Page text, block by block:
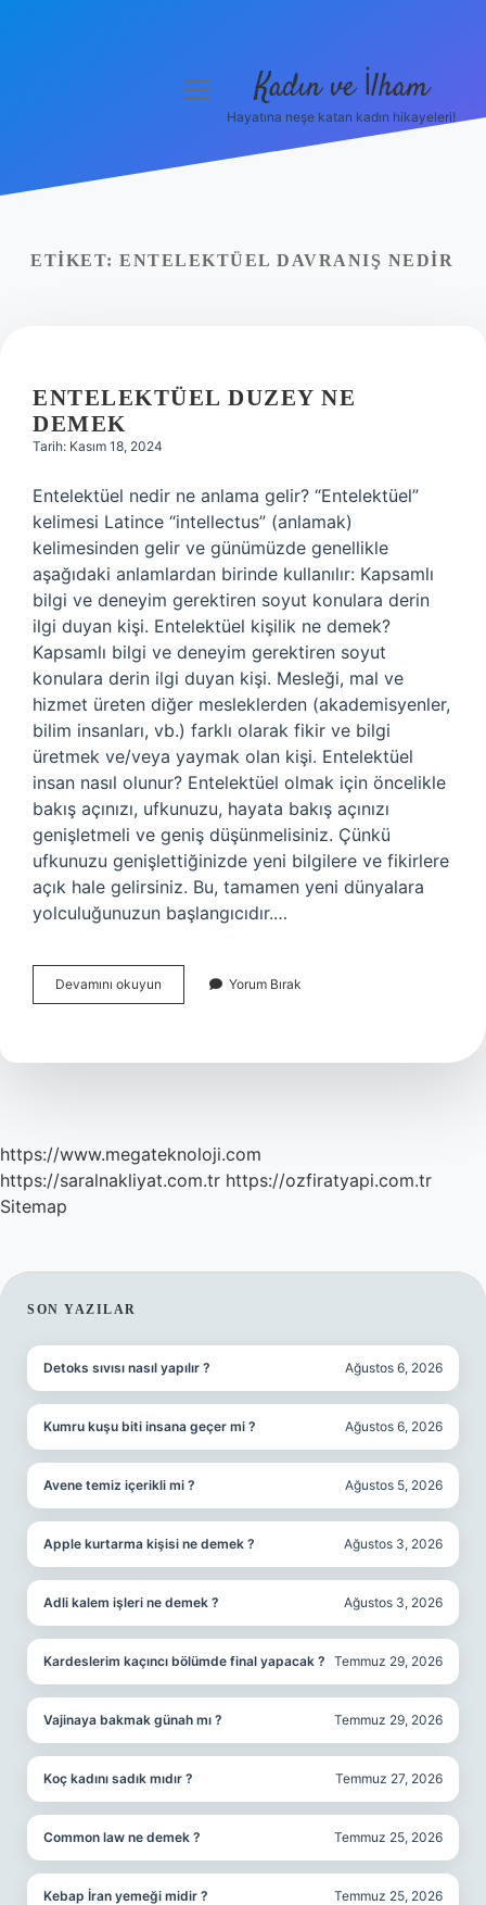
Yasal Uyarı
menüyü
Kadın ve İlham
Hayatına neşe katan kadın hikayeleri!
ETIKET: ENTELEKTÜEL DAVRANIŞ NEDIR
ENTELEKTÜEL DUZEY NE
DEMEK
Tarih: Kasım 18, 2024
Entelektüel nedir ne anlama gelir? “Entelektüel”
kelimesi Latince “intellectus” (anlamak)
kelimesinden gelir ve günümüzde genellikle
aşağıdaki anlamlardan birinde kullanılır: Kapsamlı
bilgi ve deneyim gerektiren soyut konulara derin
ilgi duyan kişi. Entelektüel kişilik ne demek?
Kapsamlı bilgi ve deneyim gerektiren soyut
konulara derin ilgi duyan kişi. Mesleği, mal ve
hizmet üreten diğer mesleklerden (akademisyenler,
bilim insanları, vb.) farklı olarak fikir ve bilgi
üretmek ve/veya yaymak olan kişi. Entelektüel
insan nasıl olunur? Entelektüel olmak için öncelikle
bakış açınızı, ufkunuzu, hayata bakış açınızı
genişletmeli ve geniş düşünmelisiniz. Çünkü
ufkunuzu genişlettiğinizde yeni bilgilere ve fikirlere
açık hale gelirsiniz. Bu, tamamen yeni dünyalara
yolculuğunuzun başlangıcıdır.…
Devamını okuyun Entelektüel
Duzey
Yorum Bırak
https://www.megateknoloji.com
https://saralnakliyat.com.tr https://ozfiratyapi.com.tr
Sitemap
SIDEBAR
SON YAZILAR
Detoks sıvısı nasıl yapılır ? Ağustos 6, 2026
Kumru kuşu biti insana geçer mi ? Ağustos 6, 2026
Avene temiz içerikli mi ? Ağustos 5, 2026
Apple kurtarma kişisi ne demek ? Ağustos 3, 2026
Adli kalem işleri ne demek ? Ağustos 3, 2026
Kardeslerim kaçıncı bölümde final yapacak ? Temmuz 29, 2026
Vajinaya bakmak günah mı ? Temmuz 29, 2026
Koç kadını sadık mıdır ? Temmuz 27, 2026
Common law ne demek ? Temmuz 25, 2026
Kebap İran yemeği midir ? Temmuz 25, 2026